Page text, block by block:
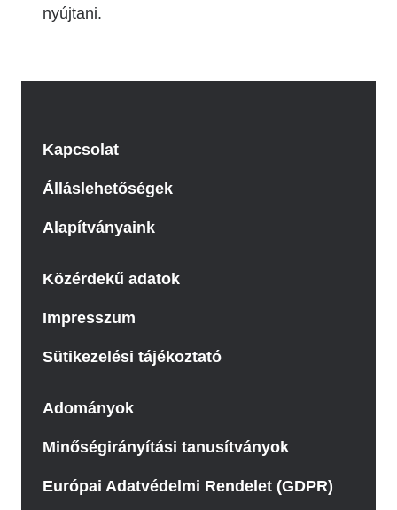
nyújtani.
Kapcsolat
Álláslehetőségek
Alapítványaink
Közérdekű adatok
Impresszum
Sütikezelési tájékoztató
Adományok
Minőségirányítási tanusítványok
Európai Adatvédelmi Rendelet (GDPR)